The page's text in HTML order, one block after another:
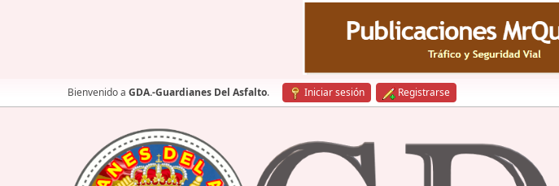
Bienvenido a GDA.-Guardianes Del Asfalto. Iniciar sesión Registrarse